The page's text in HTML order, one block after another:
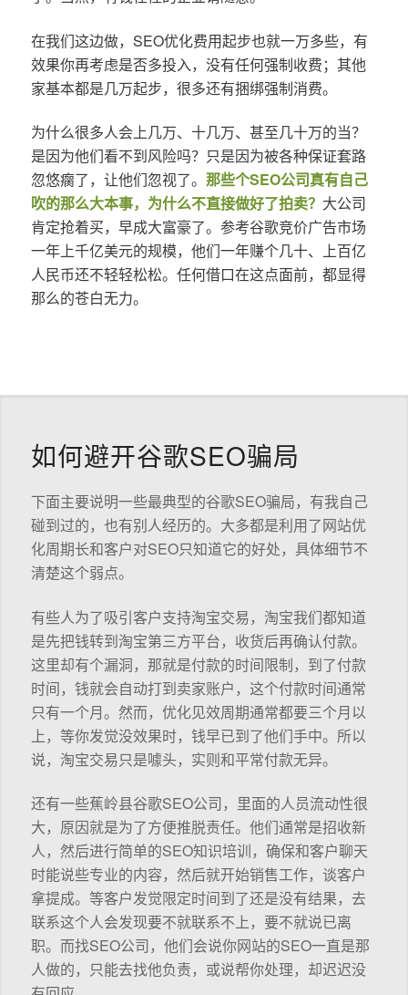
在我们这边做，SEO优化费用起步也就一万多些，有
效果你再考虑是否多投入，没有任何强制收费；其他
家基本都是几万起步，很多还有捆绑强制消费。
为什么很多人会上几万、十几万、甚至几十万的当？
是因为他们看不到风险吗？只是因为被各种保证套路
忽悠瘸了，让他们忽视了。 那些个SEO公司真有自己
吹的那么大本事，为什么不直接做好了拍卖？ 大公司
肯定抢着买，早成大富豪了。参考谷歌竞价广告市场
一年上千亿美元的规模，他们一年赚个几十、上百亿
人民币还不轻轻松松。任何借口在这点面前，都显得
那么的苍白无力。
如何避开谷歌SEO骗局
下面主要说明一些最典型的谷歌SEO骗局，有我自己
碰到过的，也有别人经历的。大多都是利用了网站优
化周期长和客户对SEO只知道它的好处，具体细节不
清楚这个弱点。
有些人为了吸引客户支持淘宝交易，淘宝我们都知道
是先把钱转到淘宝第三方平台，收货后再确认付款。
这里却有个漏洞，那就是付款的时间限制，到了付款
时间，钱就会自动打到卖家账户，这个付款时间通常
只有一个月。然而，优化见效周期通常都要三个月以
上，等你发觉没效果时，钱早已到了他们手中。所以
说，淘宝交易只是噱头，实则和平常付款无异。
还有一些蕉岭县谷歌SEO公司，里面的人员流动性很
大，原因就是为了方便推脱责任。他们通常是招收新
人，然后进行简单的SEO知识培训，确保和客户聊天
时能说些专业的内容，然后就开始销售工作，谈客户
拿提成。等客户发觉限定时间到了还是没有结果，去
联系这个人会发现要不就联系不上，要不就说已离
职。而找SEO公司，他们会说你网站的SEO一直是那
人做的，只能去找他负责，或说帮你处理，却迟迟没